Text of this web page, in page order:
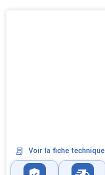
Voir la fiche technique